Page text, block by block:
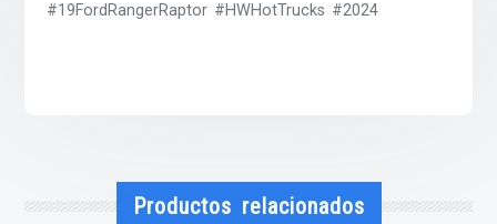
#19FordRangerRaptor #HWHotTrucks #2024
Productos relacionados